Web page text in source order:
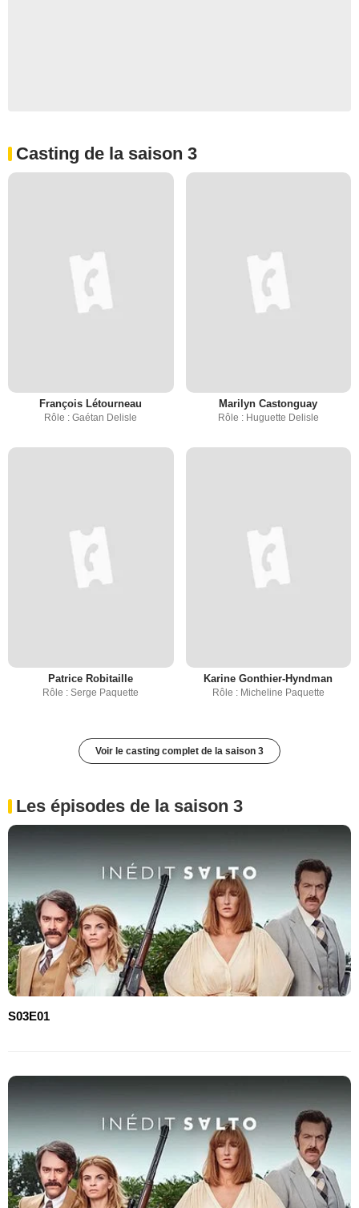
Casting de la saison 3
François Létourneau
Rôle : Gaétan Delisle
Marilyn Castonguay
Rôle : Huguette Delisle
Patrice Robitaille
Rôle : Serge Paquette
Karine Gonthier-Hyndman
Rôle : Micheline Paquette
Voir le casting complet de la saison 3
Les épisodes de la saison 3
S03E01